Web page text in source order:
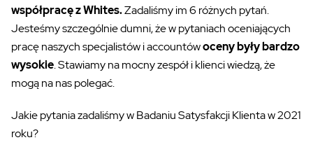
współpracę z Whites.Zadaliśmy im 6 różnych pytań.
Jesteśmy szczególnie dumni, że w pytaniach oceniających
pracę naszych specjalistów i accountówoceny były bardzo
wysokie. Stawiamy na mocny zespół i klienci wiedzą, że
mogą na nas polegać.
Jakie pytania zadaliśmy w Badaniu Satysfakcji Klienta w 2021
roku?